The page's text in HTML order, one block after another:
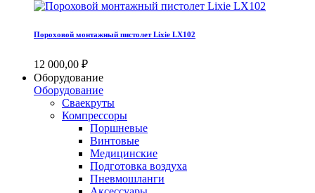
Пороховой монтажный пистолет Lixie LX102
12 000,00 ₽
Оборудование
Оборудование
Сваекруты
Компрессоры
Поршневые
Винтовые
Медицинские
Подготовка воздуха
Пневмошланги